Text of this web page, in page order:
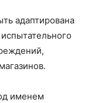
адаптирована
именем